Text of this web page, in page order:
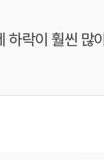
하락이 훨씬 많